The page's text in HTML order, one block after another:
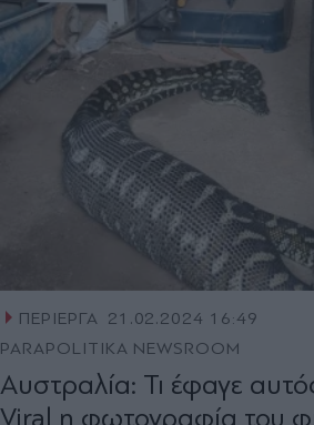
ΠΕΡΙΕΡΓΑ 21.02.2024 16:49
PARAPOLITIKA NEWSROOM
Αυστραλία: Τι έφαγε
Viral η φωτογραφία του